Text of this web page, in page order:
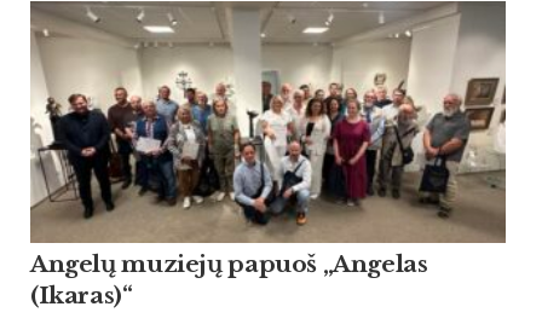
Angelų muziejų papuoš „Angelas
(Ikaras)“